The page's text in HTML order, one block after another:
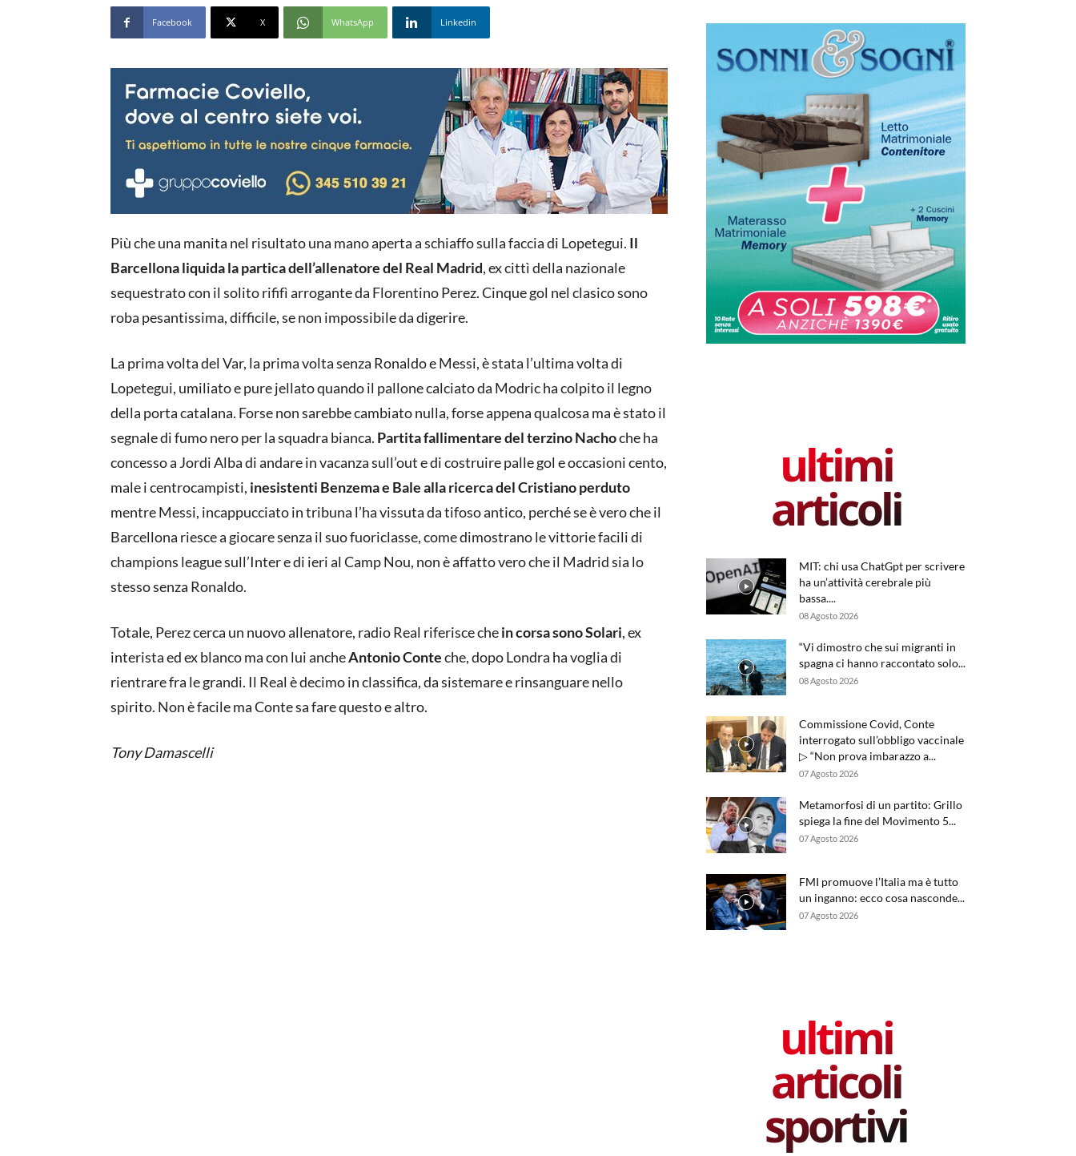
Facebook X WhatsApp Linkedin
Più che una manita nel risultato una mano aperta a schiaffo sulla faccia di Lopetegui. Il
Barcellona liquida la partica dell’allenatore del Real Madrid, ex cittì della nazionale
sequestrato con il solito rififì arrogante da Florentino Perez. Cinque gol nel clasico sono
roba pesantissima, difficile, se non impossibile da digerire.
La prima volta del Var, la prima volta senza Ronaldo e Messi, è stata l’ultima volta di
Lopetegui, umiliato e pure jellato quando il pallone calciato da Modric ha colpito il legno
della porta catalana. Forse non sarebbe cambiato nulla, forse appena qualcosa ma è stato il
segnale di fumo nero per la squadra bianca. Partita fallimentare del terzino Nachoche ha
concesso a Jordi Alba di andare in vacanza sull’out e di costruire palle gol e occasioni cento,
male i centrocampisti, inesistenti Benzema e Bale alla ricerca del Cristiano perduto
mentre Messi, incappucciato in tribuna l’ha vissuta da tifoso antico, perché se è vero che il
Barcellona riesce a giocare senza il suo fuoriclasse, come dimostrano le vittorie facili di
champions league sull’Inter e di ieri al Camp Nou, non è affatto vero che il Madrid sia lo
stesso senza Ronaldo.
Totale, Perez cerca un nuovo allenatore, radio Real riferisce chein corsa sono Solari, ex
interista ed ex blanco ma con lui ancheAntonio Conteche, dopo Londra ha voglia di
rientrare fra le grandi. Il Real è decimo in classifica, da sistemare e rinsanguare nello
spirito. Non è facile ma Conte sa fare questo e altro.
Tony Damascelli
ultimi
articoli
MIT: chi usa ChatGpt per scrivere
ha un’attività cerebrale più
bassa....
08 Agosto 2026
“Vi dimostro che sui migranti in
spagna ci hanno raccontato solo...
08 Agosto 2026
Commissione Covid, Conte
interrogato sull’obbligo vaccinale
▷ “Non prova imbarazzo a...
07 Agosto 2026
Metamorfosi di un partito: Grillo
spiega la fine del Movimento 5...
07 Agosto 2026
FMI promuove l’Italia ma è tutto
un inganno: ecco cosa nasconde...
07 Agosto 2026
ultimi
articoli
sportivi